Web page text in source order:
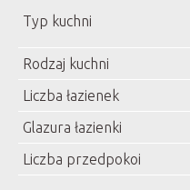
Typ kuchni
Rodzaj kuchni
Liczba łazienek
Glazura łazienki
Liczba przedpokoi